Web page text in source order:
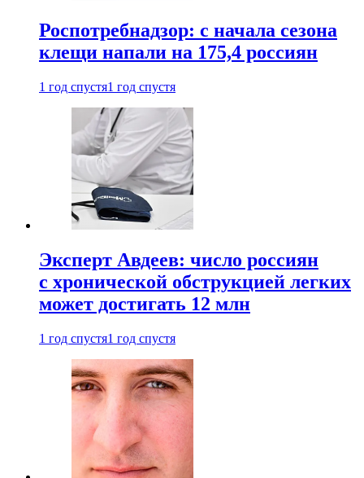
Роспотребнадзор: с начала сезона
клещи напали на 175,4 россиян
1 год спустя1 год спустя
Эксперт Авдеев: число россиян
с хронической обструкцией легких
может достигать 12 млн
1 год спустя1 год спустя